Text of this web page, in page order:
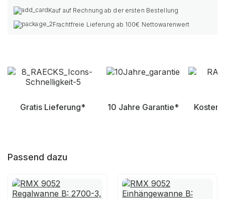
Kauf auf Rechnung ab der ersten Bestellung
Frachtfreie Lieferung ab 100€ Nettowarenwert
Gratis Lieferung* 10 Jahre Garantie*
Passend dazu